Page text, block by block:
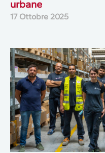
urbane
17 Ottobre 2025